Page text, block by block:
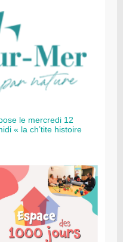
le mercredi 12
« la ch’tite histoire